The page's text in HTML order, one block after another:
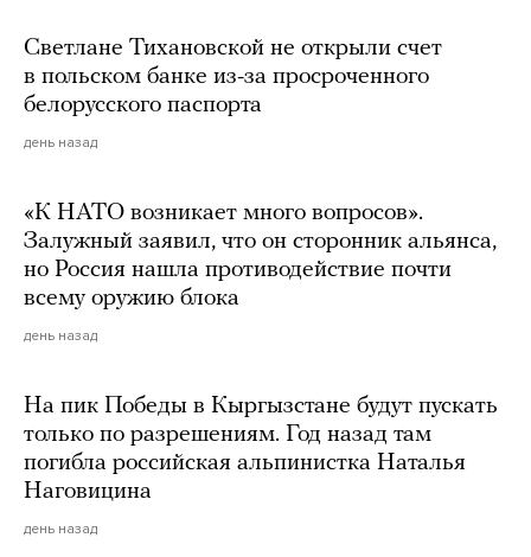
Светлане Тихановской не открыли счет
в польском банке из-за просроченного
белорусского паспорта
день назад
«К НАТО возникает много вопросов».
Залужный заявил, что он сторонник альянса,
но Россия нашла противодействие почти
всему оружию блока
день назад
На пик Победы в Кыргызстане будут пускать
только по разрешениям. Год назад там
погибла российская альпинистка Наталья
Наговицина
день назад